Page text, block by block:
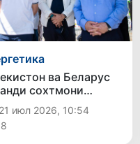
ва Беларус
сохтмони
атомиро дар
Ҷиззах баррасӣ
21 июл 2026, 10:54